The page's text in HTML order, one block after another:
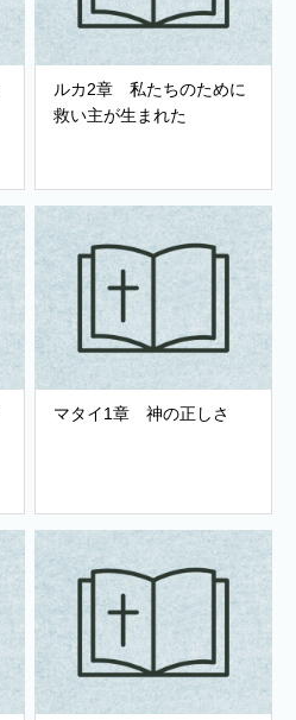
ルカ2章 私たちのために
救い主が生まれた
マタイ1章 神の正しさ